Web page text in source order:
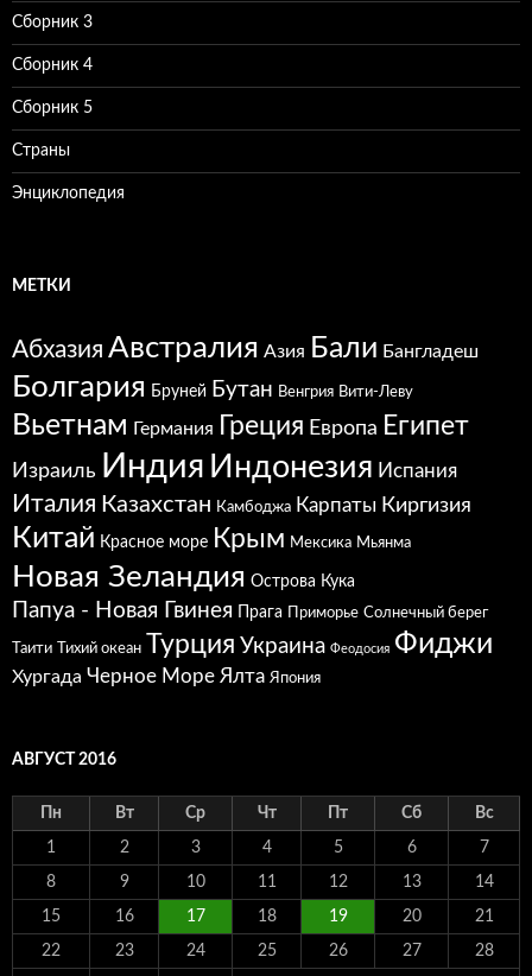
Сборник 3
Сборник 4
Сборник 5
Страны
Энциклопедия
МЕТКИ
Абхазия Австралия Азия Бали Бангладеш
Болгария Бруней Бутан Венгрия Вити-Леву
Вьетнам Германия Греция Европа Египет
Израиль Индия Индонезия Испания
Италия Казахстан Камбоджа Карпаты Киргизия
Китай Красное море Крым Мексика Мьянма
Новая Зеландия Острова Кука
Папуа - Новая Гвинея Прага Приморье Солнечный берег
Таити Тихий океан Турция Украина Феодосия Фиджи
Хургада Черное Море Ялта Япония
АВГУСТ 2016
Пн Вт Ср Чт Пт Сб Вс
1 2 3 4 5 6 7
8 9 10 11 12 13 14
15 16 17 18 19 20 21
22 23 24 25 26 27 28